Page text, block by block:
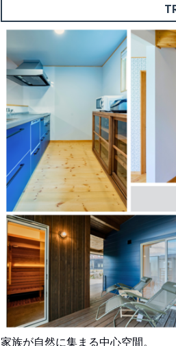
家族が自然に集まる中心空間。